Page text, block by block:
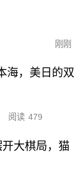
刚刚
海，美日的双
阅读 479
大棋局，猫